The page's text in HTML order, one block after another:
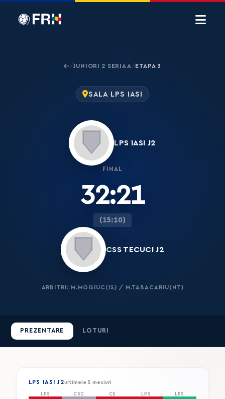
/JUNIORI 2 SERIA A /ETAPA 3
SALA LPS IASI
LPS IASI J2
FINAL
32:21
(15:10)
CSS TECUCI J2
ARBITRI: M.MOISIUC(IS) / M.TABACARIU(NT)
PREZENTARE LOTURI
LPS IASI J2ultimele 5 meciuri
LPS CSC CS LPS LPS